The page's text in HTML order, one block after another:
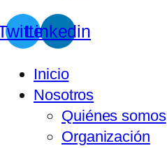
Linkedin
Inicio
Nosotros
Quiénes somos
Organización